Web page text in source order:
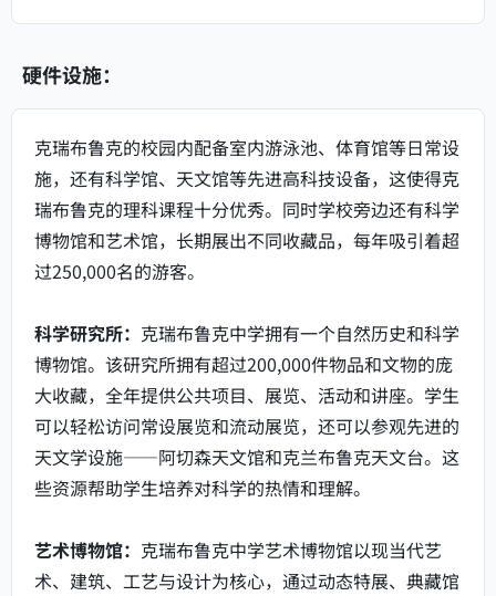
硬件设施：
克瑞布鲁克的校园内配备室内游泳池、体育馆等日常设
施，还有科学馆、天文馆等先进高科技设备，这使得克
瑞布鲁克的理科课程十分优秀。同时学校旁边还有科学
博物馆和艺术馆，长期展出不同收藏品，每年吸引着超
过250,000名的游客。
科学研究所： 克瑞布鲁克中学拥有一个自然历史和科学
博物馆。该研究所拥有超过200,000件物品和文物的庞
大收藏，全年提供公共项目、展览、活动和讲座。学生
可以轻松访问常设展览和流动展览，还可以参观先进的
天文学设施——阿切森天文馆和克兰布鲁克天文台。这
些资源帮助学生培养对科学的热情和理解。
艺术博物馆： 克瑞布鲁克中学艺术博物馆以现当代艺
术、建筑、工艺与设计为核心，通过动态特展、典藏馆